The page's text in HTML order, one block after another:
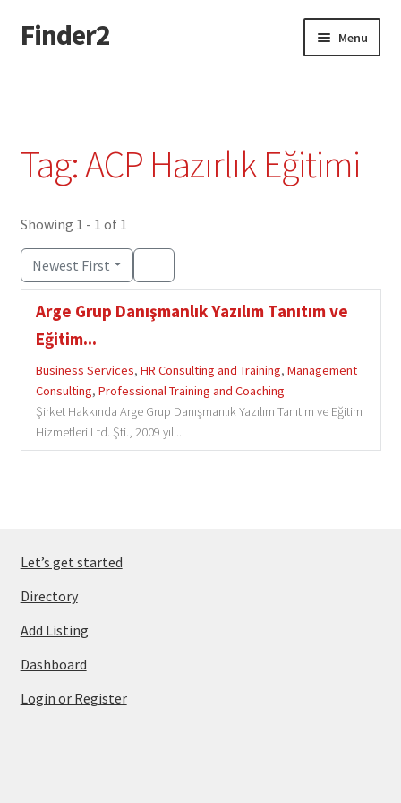
Skip
to
Skip
to
Finder2 Menu
Dashboard
Privacy Policy
Tag: ACP Hazırlık Eğitimi
Showing 1 - 1 of 1
Newest First
Arge Grup Danışmanlık Yazılım Tanıtım ve
Eğitim...
Business Services, HR Consulting and Training, Management
Consulting, Professional Training and Coaching
Şirket Hakkında Arge Grup Danışmanlık Yazılım Tanıtım ve Eğitim
Hizmetleri Ltd. Şti., 2009 yılı...
Let’s get started
Directory
Add Listing
Dashboard
Login or Register